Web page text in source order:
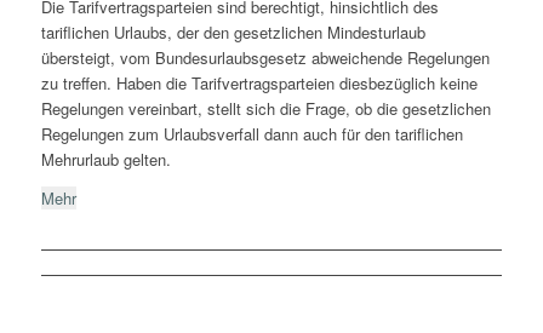
Die Tarifvertragsparteien sind berechtigt, hinsichtlich des
tariflichen Urlaubs, der den gesetzlichen Mindesturlaub
übersteigt, vom Bundesurlaubsgesetz abweichende Regelungen
zu treffen. Haben die Tarifvertragsparteien diesbezüglich keine
Regelungen vereinbart, stellt sich die Frage, ob die gesetzlichen
Regelungen zum Urlaubsverfall dann auch für den tariflichen
Mehrurlaub gelten.
Mehr